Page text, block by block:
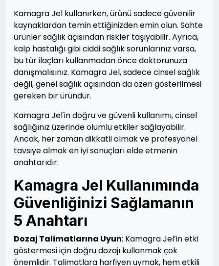
Kamagra Jel kullanırken, ürünü sadece güvenilir
kaynaklardan temin ettiğinizden emin olun. Sahte
ürünler sağlık açısından riskler taşıyabilir. Ayrıca,
kalp hastalığı gibi ciddi sağlık sorunlarınız varsa,
bu tür ilaçları kullanmadan önce doktorunuza
danışmalısınız. Kamagra Jel, sadece cinsel sağlık
değil, genel sağlık açısından da özen gösterilmesi
gereken bir üründür.
Kamagra Jel'in doğru ve güvenli kullanımı, cinsel
sağlığınız üzerinde olumlu etkiler sağlayabilir.
Ancak, her zaman dikkatli olmak ve profesyonel
tavsiye almak en iyi sonuçları elde etmenin
anahtarıdır.
Kamagra Jel Kullanımında
Güvenliğinizi Sağlamanın
5 Anahtarı
Dozaj Talimatlarına Uyun: Kamagra Jel’in etki
göstermesi için doğru dozajı kullanmak çok
önemlidir. Talimatlara harfiyen uymak, hem etkili